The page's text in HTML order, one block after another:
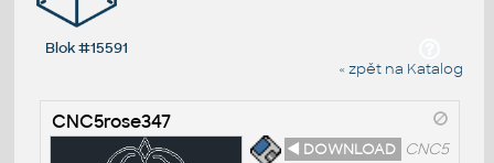
Blok #15591
« zpět na Katalog
CNC5rose347
◄ DOWNLOAD
CNC5